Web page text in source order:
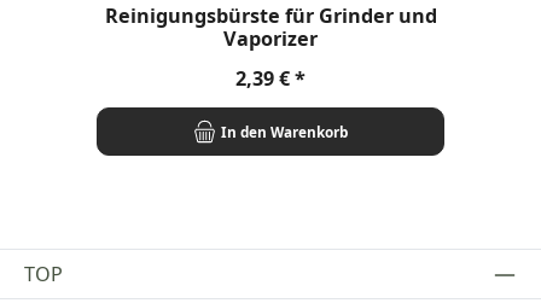
Reinigungsbürste für Grinder und
Vaporizer
Regulärer Preis:
2,39 €
In den Warenkorb
TOP